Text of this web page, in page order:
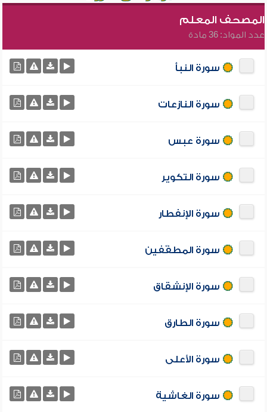
المصحف المعلم
عدد المواد: 36 مادة
سورة النبأ
سورة النازعات
سورة عبس
سورة التكوير
سورة الإنفطار
سورة المطفّفين
سورة الإنشقاق
سورة الطارق
سورة الأعلى
سورة الغاشية